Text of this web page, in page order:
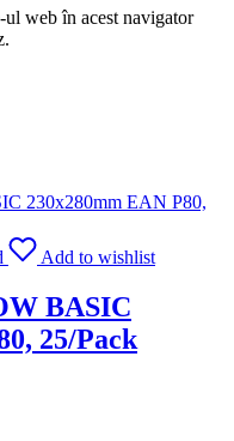
ul web în acest navigator
Add to wishlist
BASIC
25/Pack